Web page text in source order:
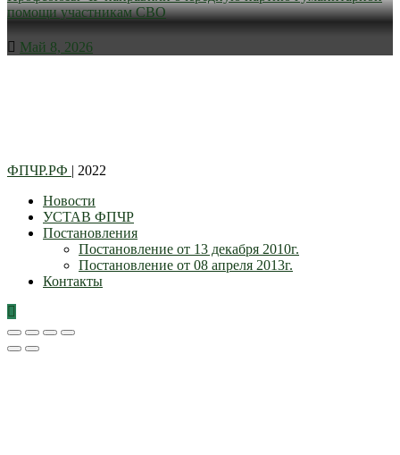
помощи участникам СВО
Май 8, 2026
ФПЧР.РФ | 2022
Новости
УСТАВ ФПЧР
Постановления
Постановление от 13 декабря 2010г.
Постановление от 08 апреля 2013г.
Контакты